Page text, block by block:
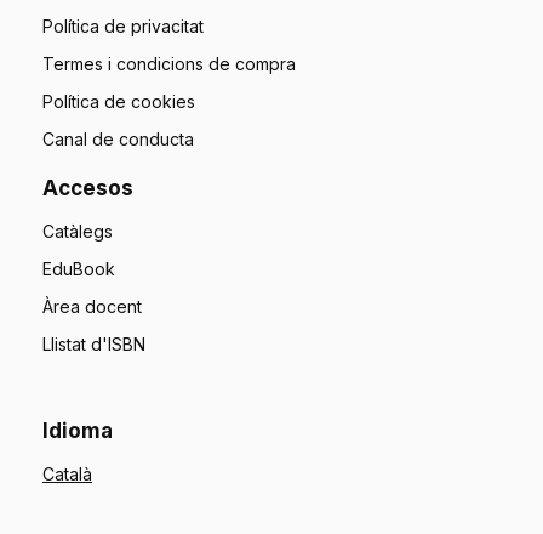
Política de privacitat
Termes i condicions de compra
Política de cookies
Canal de conducta
Accesos
Catàlegs
EduBook
Àrea docent
Llistat d'ISBN
Idioma